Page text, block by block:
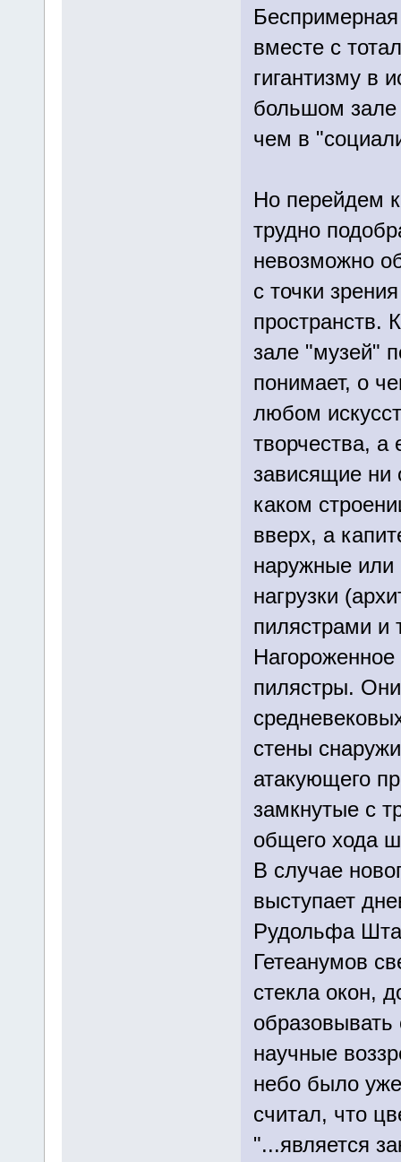
вместе с
гигантизму в
большом зале
чем в
Но перейдем
трудно
невозможно
с точки
пространств.
зале "музей"
понимает, о
любом
творчества,
зависящие ни
каком
вверх, а
наружные или
нагрузки
пилястрами и
пилястры.
стены
атакующего
замкнутые с
общего хода
В случае
выступает
Рудольфа
Гетеанумов
стекла окон,
научные
небо было
считал, что
"...является